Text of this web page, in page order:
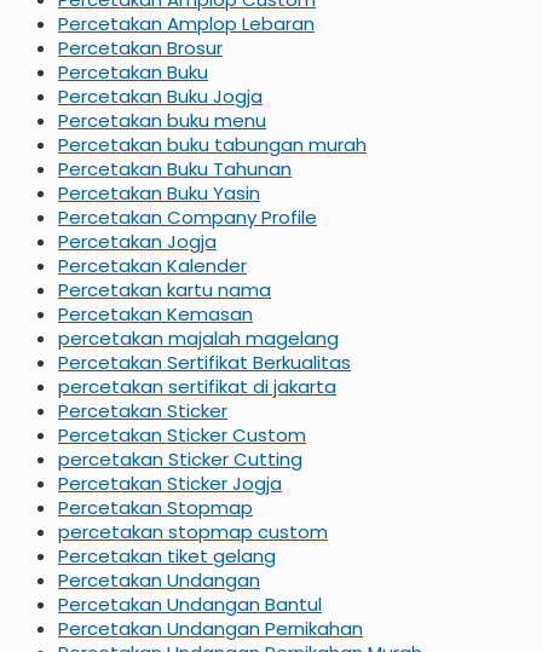
Percetakan Amplop Lebaran
Percetakan Brosur
Percetakan Buku
Percetakan Buku Jogja
Percetakan buku menu
Percetakan buku tabungan murah
Percetakan Buku Tahunan
Percetakan Buku Yasin
Percetakan Company Profile
Percetakan Jogja
Percetakan Kalender
Percetakan kartu nama
Percetakan Kemasan
percetakan majalah magelang
Percetakan Sertifikat Berkualitas
percetakan sertifikat di jakarta
Percetakan Sticker
Percetakan Sticker Custom
percetakan Sticker Cutting
Percetakan Sticker Jogja
Percetakan Stopmap
percetakan stopmap custom
Percetakan tiket gelang
Percetakan Undangan
Percetakan Undangan Bantul
Percetakan Undangan Pernikahan